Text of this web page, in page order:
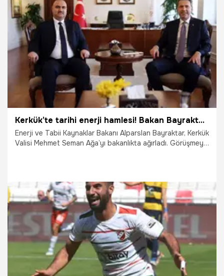
29.07.2026 Gündem
Kerkük’te tarihi enerji hamlesi! Bakan Bayraktar: Irak’ın istikrarına, ülkemizin enerji geleceğine katkı sunmaya devam edeceğiz
Enerji ve Tabii Kaynaklar Bakanı Alparslan Bayraktar, Kerkük
Valisi Mehmet Seman Ağa’yı bakanlıkta ağırladı. Görüşmeye
29.07.2026 Gündem